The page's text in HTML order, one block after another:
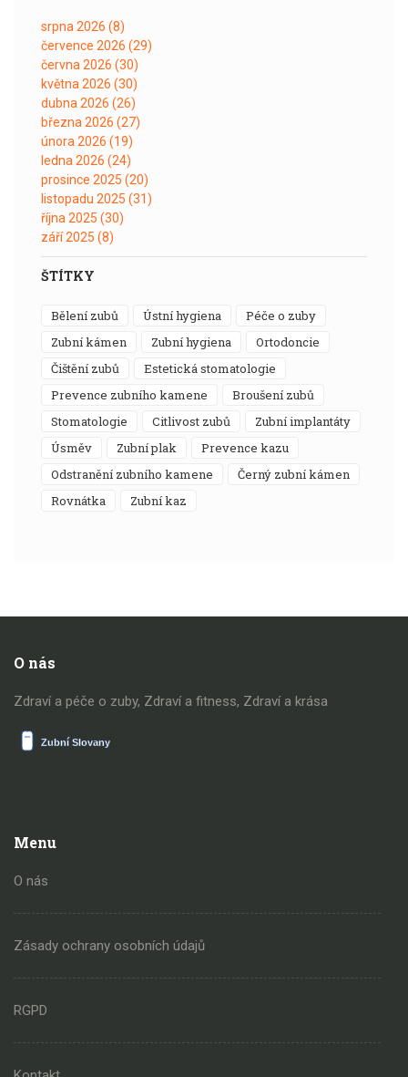
srpna 2026 (8)
července 2026 (29)
června 2026 (30)
května 2026 (30)
dubna 2026 (26)
března 2026 (27)
února 2026 (19)
ledna 2026 (24)
prosince 2025 (20)
listopadu 2025 (31)
října 2025 (30)
září 2025 (8)
ŠTÍTKY
bělení zubů ústní hygiena
péče o zuby
zubní kámen
zubní hygiena
ortodoncie
čištění zubů
estetická stomatologie
prevence zubního kamene
broušení zubů
stomatologie
citlivost zubů
zubní implantáty
úsměv
zubní plak
prevence kazu
odstranění zubního kamene
černý zubní kámen
rovnátka
zubní kaz
O nás
Zdraví a péče o zuby, Zdraví a fitness, Zdraví a krása
Menu
O nás
Zásady ochrany osobních údajů
RGPD